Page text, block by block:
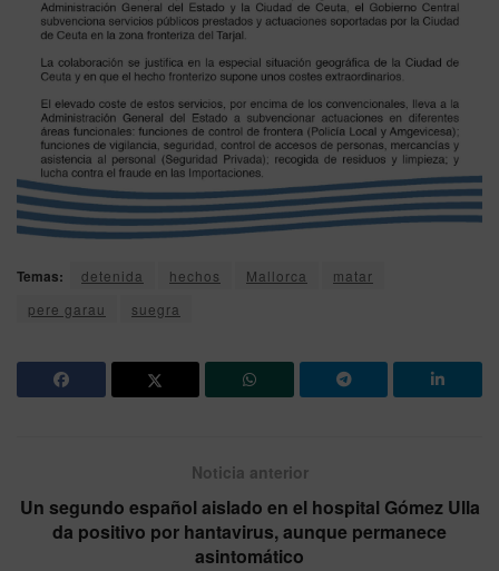
Temas: detenida hechos Mallorca
matar
pere garau
suegra
Noticia anterior
Un segundo español aislado en el hospital Gómez Ulla
da positivo por hantavirus, aunque permanece
asintomático